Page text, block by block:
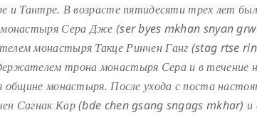
и Тантре. В возрасте пятидесяти трех лет
Сера Дже (ser byes mkhan snyan
монастыря Такце Ринчен Ганг (stag rtse
трона монастыря Сера и в течение
общине монастыря. После ухода с поста
Сагнак Кар (bde chen gsang sngags mkhar) и